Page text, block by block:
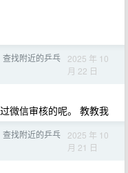
找附近的乒乓
2025 年 10
月 22 日
微信审核的呢。 教教我
找附近的乒乓
2025 年 10
月 21 日